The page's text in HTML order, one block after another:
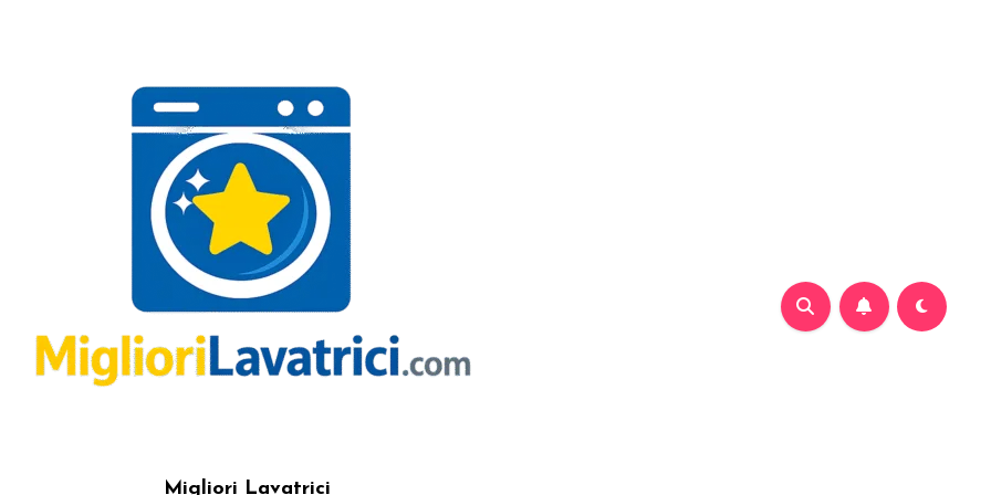
Migliori Lavatrici